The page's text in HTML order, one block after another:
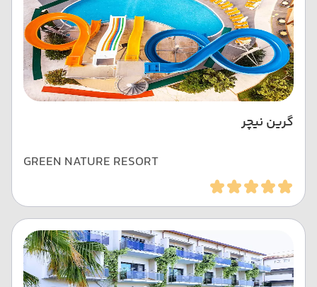
گرین نیچر
GREEN NATURE RESORT